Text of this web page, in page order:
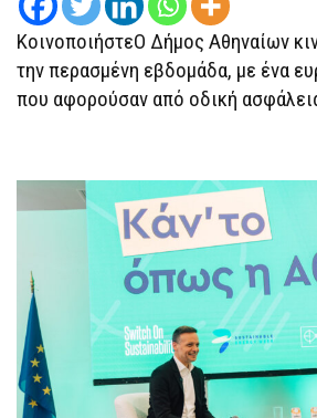
ΚοινοποιήστεΟ Δήμος Αθηναίων
την περασμένη εβδομάδα, με ένα
που αφορούσαν από οδική